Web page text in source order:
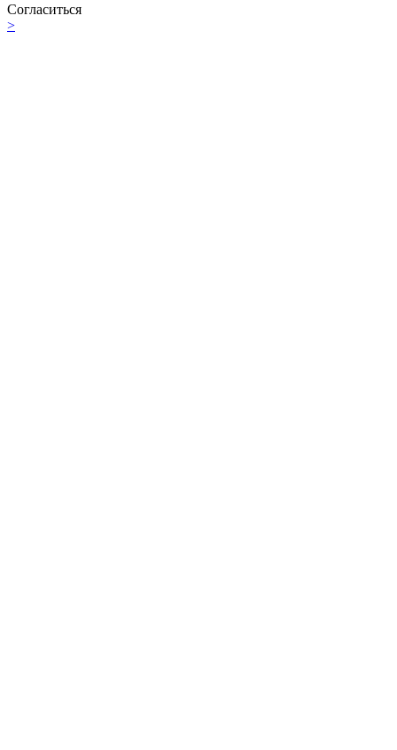
Согласиться
>